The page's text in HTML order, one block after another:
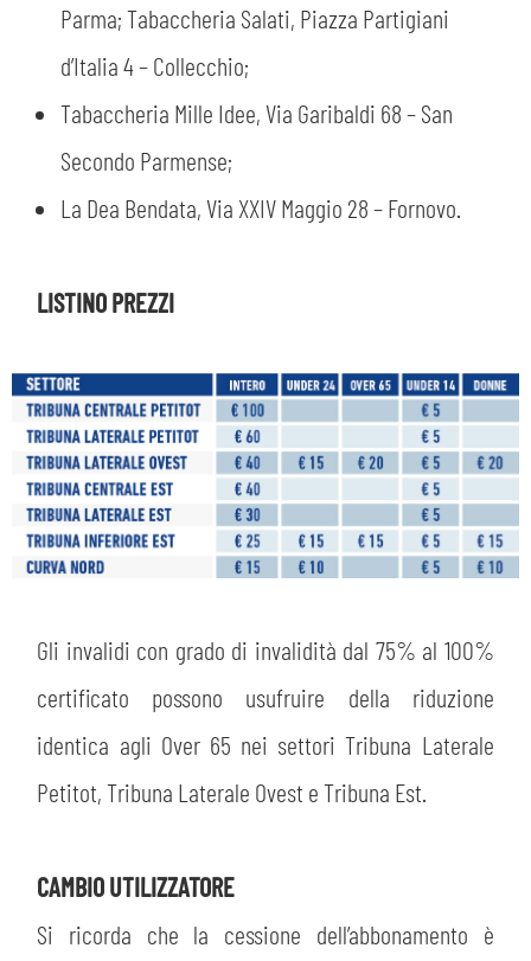
Parma; Tabaccheria Salati, Piazza Partigiani
d’Italia 4 – Collecchio;
Tabaccheria Mille Idee, Via Garibaldi 68 – San
Secondo Parmense;
La Dea Bendata, Via XXIV Maggio 28 – Fornovo.
LISTINO PREZZI
Gli invalidi con grado di invalidità dal 75% al 100%
certificato possono usufruire della riduzione
identica agli Over 65 nei settori Tribuna Laterale
Petitot, Tribuna Laterale Ovest e Tribuna Est.
CAMBIO UTILIZZATORE
Si ricorda che la cessione dell’abbonamento è